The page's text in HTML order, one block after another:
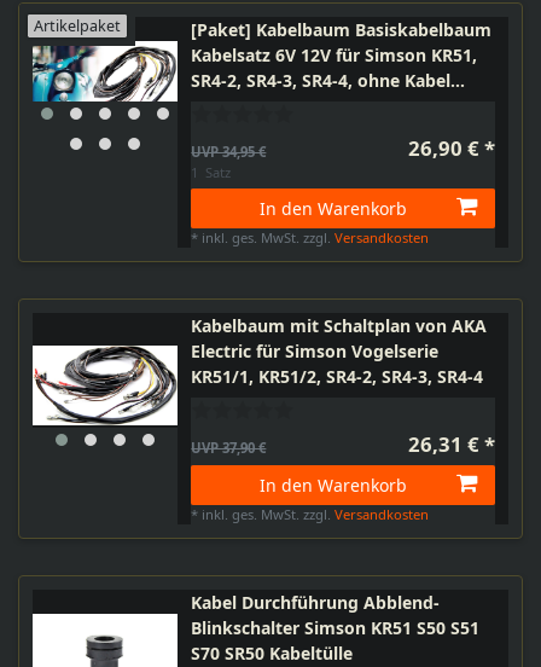
Artikelpaket
[Paket] Kabelbaum Basiskabelbaum
Kabelsatz 6V 12V für Simson KR51,
SR4-2, SR4-3, SR4-4, ohne Kabel
UVP 34,95 € 26,90 € *
1 Satz
In den Warenkorb
* inkl. ges. MwSt. zzgl.Versandkosten
Kabelbaum mit Schaltplan von AKA
Electric für Simson Vogelserie
KR51/1, KR51/2, SR4-2, SR4-3, SR4-4
UVP 37,90 € 26,31 € *
In den Warenkorb
* inkl. ges. MwSt. zzgl.Versandkosten
Kabel Durchführung Abblend-
Blinkschalter Simson KR51 S50 S51
S70 SR50 Kabeltülle